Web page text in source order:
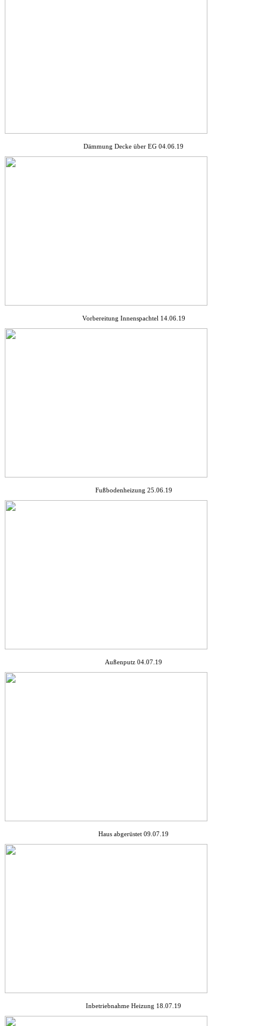
Dämmung Decke über EG 04.06.19
Vorbereitung Innenspachtel 14.06.19
Fußbodenheizung 25.06.19
Außenputz 04.07.19
Haus abgerüstet 09.07.19
Inbetriebnahme Heizung 18.07.19